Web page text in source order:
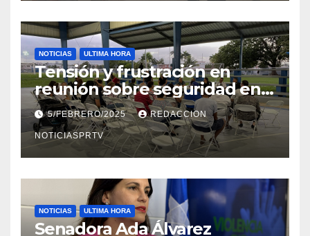
NOTICIAS ULTIMA HORA
Tensión y frustración en
reunión sobre seguridad en
Reparto Metropolitano
5/FEBRERO/2025 REDACCION
NOTICIASPRTV
NOTICIAS ULTIMA HORA
Senadora Ada Álvarez